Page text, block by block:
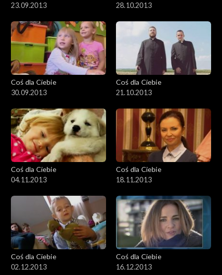
23.09.2013
28.10.2013
Coś dla Ciebie
30.09.2013
Coś dla Ciebie
21.10.2013
Coś dla Ciebie
04.11.2013
Coś dla Ciebie
18.11.2013
Coś dla Ciebie
02.12.2013
Coś dla Ciebie
16.12.2013